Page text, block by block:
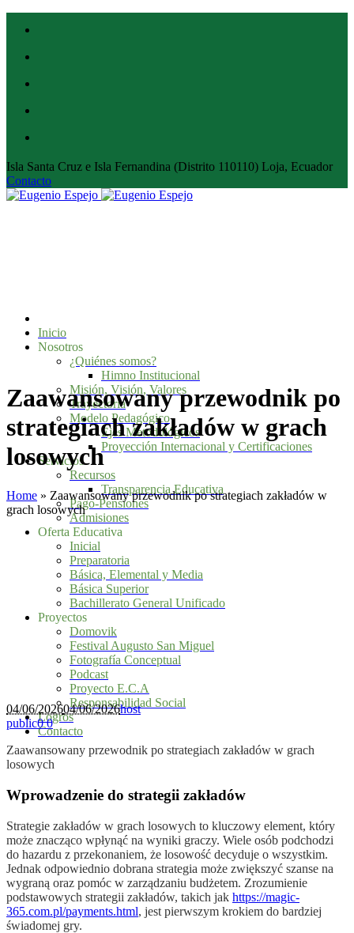
Isla Santa Cruz e Isla Fernandina (Distrito 110110) Loja, Ecuador
Contacto
Inicio
Nosotros
¿Quiénes somos?
Himno Institucional
Misión, Visión, Valores
Trayectoria
Modelo Pedagógico
Ejes Metodológicos
Proyección Internacional y Certificaciones
Servicios
Recursos
Transparencia Educativa
Pago-Pensiones
Admisiones
Oferta Educativa
Inicial
Preparatoria
Básica, Elemental y Media
Básica Superior
Bachillerato General Unificado
Proyectos
Domovik
Festival Augusto San Miguel
Fotografía Conceptual
Podcast
Proyecto E.C.A
Responsabilidad Social
Logros
Contacto
Zaawansowany przewodnik po
strategiach zakładów w grach
losowych
Home » Zaawansowany przewodnik po strategiach zakładów w
grach losowych
04/06/202604/06/2026host
public00
Zaawansowany przewodnik po strategiach zakładów w grach
losowych
Wprowadzenie do strategii zakładów
Strategie zakładów w grach losowych to kluczowy element, który
może znacząco wpłynąć na wyniki graczy. Wiele osób podchodzi
do hazardu z przekonaniem, że losowość decyduje o wszystkim.
Jednak odpowiednio dobrana strategia może zwiększyć szanse na
wygraną oraz pomóc w zarządzaniu budżetem. Zrozumienie
podstawowych strategii zakładów, takich jak https://magic-
365.com.pl/payments.html, jest pierwszym krokiem do bardziej
świadomej gry.